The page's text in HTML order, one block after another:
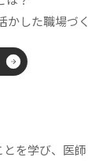
した職場づ
とを学び、医